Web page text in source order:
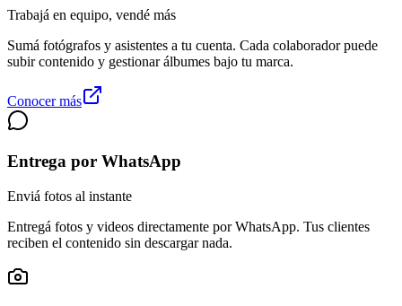
Trabajá en equipo, vendé más
Sumá fotógrafos y asistentes a tu cuenta. Cada colaborador puede
subir contenido y gestionar álbumes bajo tu marca.
Conocer más
Entrega por WhatsApp
Enviá fotos al instante
Entregá fotos y videos directamente por WhatsApp. Tus clientes
reciben el contenido sin descargar nada.